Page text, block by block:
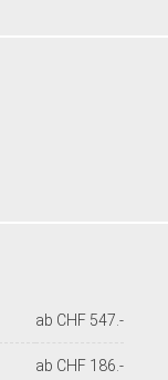
ab CHF 547.-
ab CHF 186.-